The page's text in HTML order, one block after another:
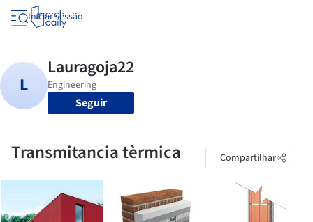
Iniciar sessão
Seguir
Transmitancia tèrmica Compartilhar